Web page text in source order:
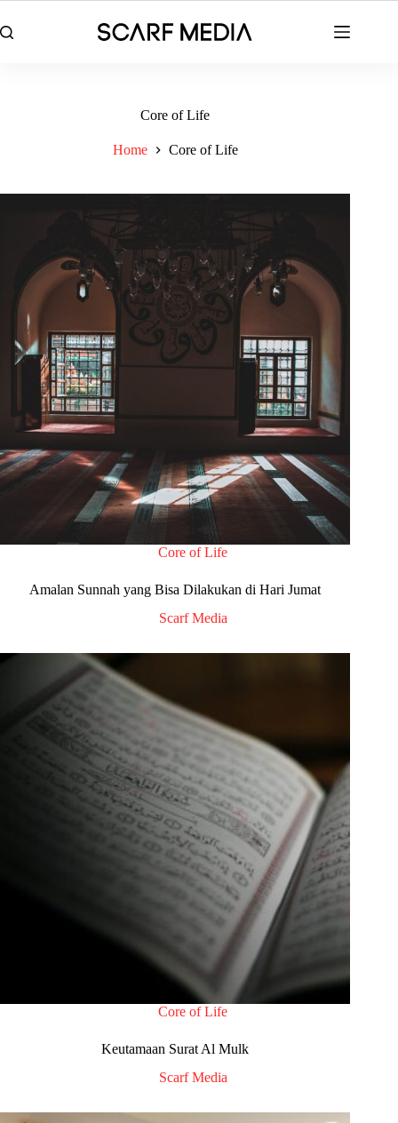
to
content
Core of Life
Home Core of Life
Core of Life
Amalan Sunnah yang Bisa Dilakukan di Hari Jumat
Scarf Media
Core of Life
Keutamaan Surat Al Mulk
Scarf Media